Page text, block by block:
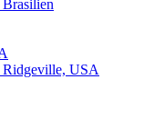
USA